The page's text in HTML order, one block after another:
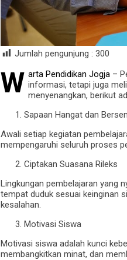
Jumlah pengunjung : 300
W arta Pendidikan Jogja –
informasi, tetapi juga
menyenangkan, berikut
Sapaan Hangat dan
Awali setiap kegiatan
mempengaruhi seluruh proses
Ciptakan Suasana Rileks
Lingkungan pembelajaran yang
tempat duduk sesuai keinginan
kesalahan.
Motivasi Siswa
Motivasi siswa adalah kunci
membangkitkan minat, dan